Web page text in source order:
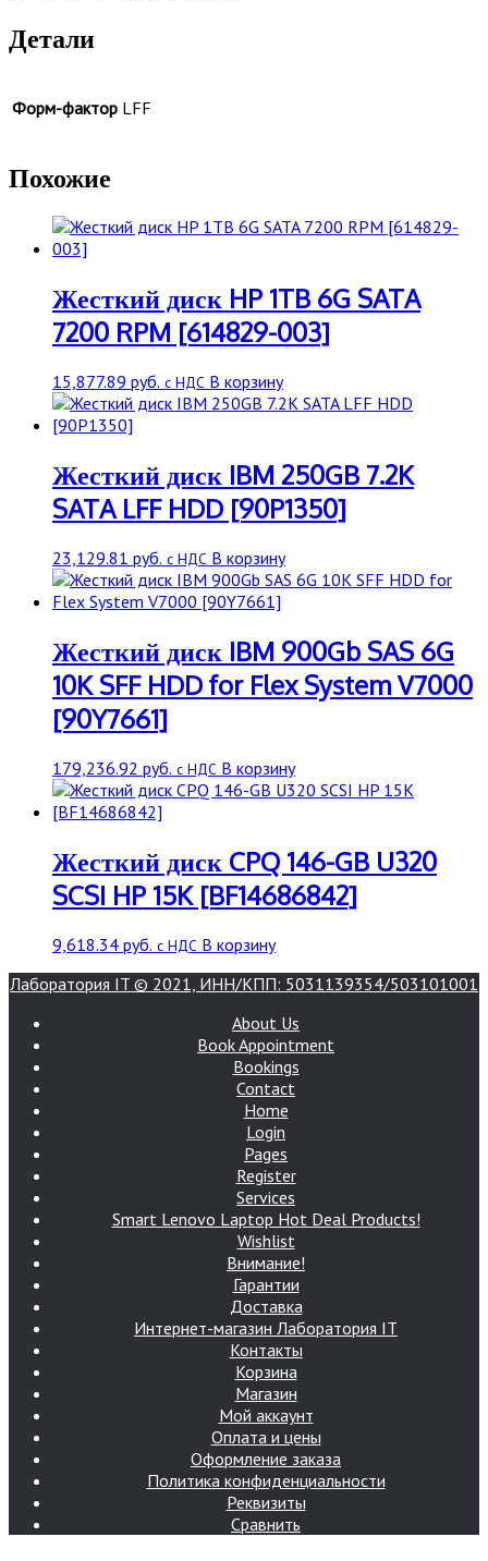
Детали
Форм-фактор LFF
Похожие
Жесткий диск HP 1TB 6G SATA
7200 RPM [614829-003]
15,877.89 руб. с НДС В корзину
Жесткий диск IBM 250GB 7.2K
SATA LFF HDD [90P1350]
23,129.81 руб. с НДС В корзину
Жесткий диск IBM 900Gb SAS 6G
10K SFF HDD for Flex System V7000
[90Y7661]
179,236.92 руб. с НДС В корзину
Жесткий диск CPQ 146-GB U320
SCSI HP 15K [BF14686842]
9,618.34 руб. с НДС В корзину
Лаборатория IT © 2021, ИНН/КПП: 5031139354/503101001
About Us
Book Appointment
Bookings
Contact
Home
Login
Pages
Register
Services
Smart Lenovo Laptop Hot Deal Products!
Wishlist
Внимание!
Гарантии
Доставка
Интернет-магазин Лаборатория IT
Контакты
Корзина
Магазин
Мой аккаунт
Оплата и цены
Оформление заказа
Политика конфиденциальности
Реквизиты
Сравнить